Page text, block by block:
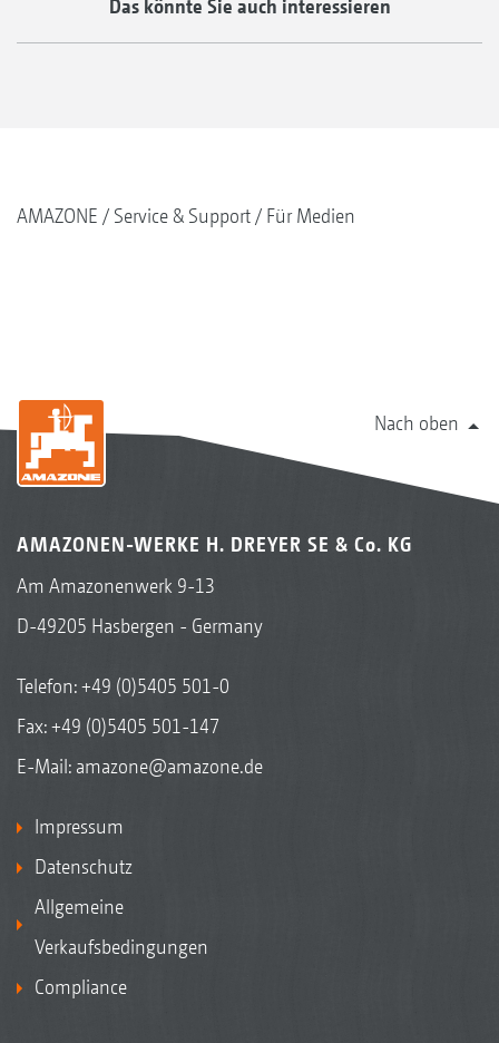
Das könnte Sie auch interessieren
AMAZONE Service & Support Für Medien
Nach oben
AMAZONEN-WERKE H. DREYER SE & Co. KG
Am Amazonenwerk 9-13
D-49205 Hasbergen - Germany
Telefon:+49 (0)5405 501-0
Fax: +49 (0)5405 501-147
E-Mail: amazone@amazone.de
Impressum
Datenschutz
Allgemeine
Verkaufsbedingungen
Compliance